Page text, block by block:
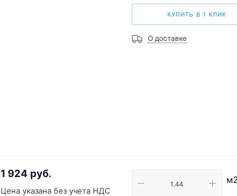
КУПИТЬ В 1 КЛИК
О доставке
1 924 руб.
Цена указана без учета НДС
м2